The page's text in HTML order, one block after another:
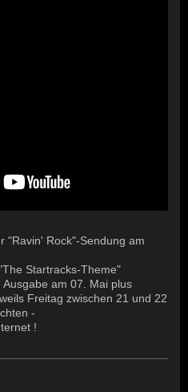
"Ravin' Rock"-Sendung am
Startracks-Theme"
am 07. Mai plus
Freitag zwischen 21 und 22
-
!